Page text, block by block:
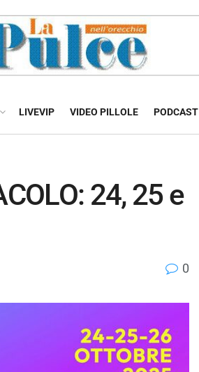
LIVEVIP VIDEO PILLOLE PODCAST
24, 25 e
0